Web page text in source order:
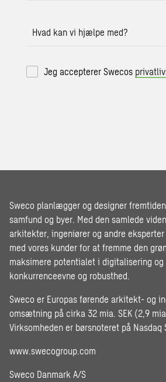
Hvad kan vi hjælpe med?
Jeg accepterer Swecos
Sweco planlægger og designer
samfund og byer. Med den samlede
arkitekter, ingeniører og andre
med vores kunder for at fremme den
maksimere potentialet i digitalisering og
konkurrenceevne og robusthed.
Sweco er Europas førende arkitekt- og
omsætning på cirka 32 mia. SEK (2,9
Virksomheden er børsnoteret på Nasdaq
www.swecogroup.com
Sweco Danmark A/S